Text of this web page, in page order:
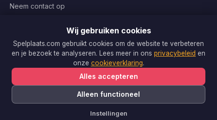
Neem contact op
WIJ VERGELIJKEN BIJ
Bol.com, Spellenrijk, Boardgameshop.nl
Copyright © 2026 Spelplaats.com. Alle rechten voorbehouden.
Wij gebruiken cookies
Spelplaats.com gebruikt cookies om de website te verbeteren
en je bezoek te analyseren. Lees meer in ons privacybeleid en
onze cookieverklaring.
Alles accepteren
Alleen functioneel
Instellingen